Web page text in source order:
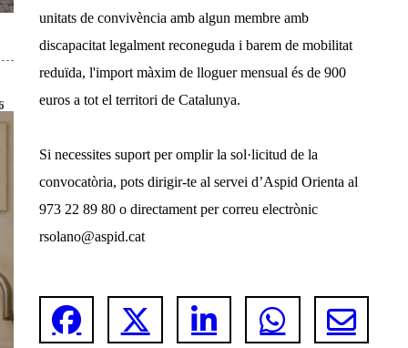
unitats de convivència amb algun membre amb
discapacitat legalment reconeguda i barem de mobilitat
reduïda, l'import màxim de lloguer mensual és de 900
euros a tot el territori de Catalunya.
Si necessites suport per omplir la sol·licitud de la
convocatòria, pots dirigir-te al servei d’Aspid Orienta al
973 22 89 80 o directament per correu electrònic
rsolano@aspid.cat